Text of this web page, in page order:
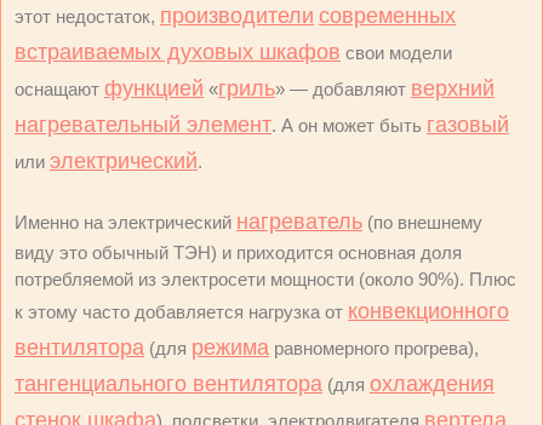
этот недостаток, производители современных
встраиваемых духовых шкафов свои модели
оснащают функцией «гриль» — добавляют верхний
нагревательный элемент. А он может быть газовый
или электрический.
Именно на электрический нагреватель (по внешнему
виду это обычный ТЭН) и приходится основная доля
потребляемой из электросети мощности (около 90%). Плюс
к этому часто добавляется нагрузка от конвекционного
вентилятора (для режима равномерного прогрева),
тангенциального вентилятора (для охлаждения
стенок шкафа), подсветки, электродвигателя вертела.